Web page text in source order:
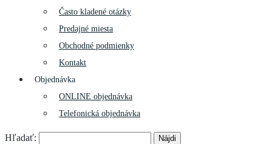
Často kladené otázky
Predajné miesta
Obchodné podmienky
Kontakt
Objednávka
ONLINE objednávka
Telefonická objednávka
Hľadať: